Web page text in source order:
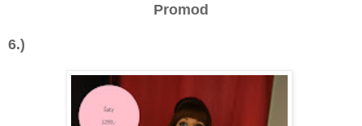
Promod
6.)